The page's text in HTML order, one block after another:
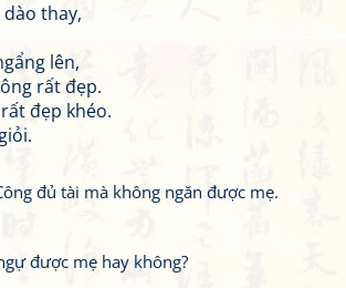
dào thay,
lên,
rất đẹp.
đẹp khéo.
đủ tài mà không ngăn được mẹ.
được mẹ hay không?